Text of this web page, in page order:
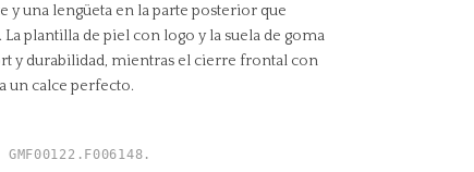
y una lengüeta en la parte posterior que
La plantilla de piel con logo y la suela de goma
y durabilidad, mientras el cierre frontal con
un calce perfecto.